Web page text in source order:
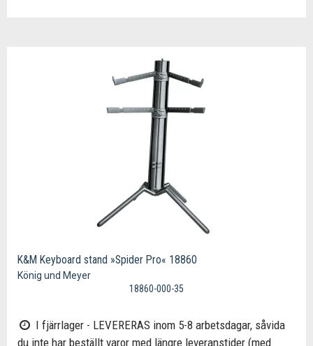
K&M Keyboard stand »Spider Pro« 18860
König und Meyer
18860-000-35
I fjärrlager - LEVERERAS inom 5-8 arbetsdagar, såvida
du inte har beställt varor med längre leveranstider (med